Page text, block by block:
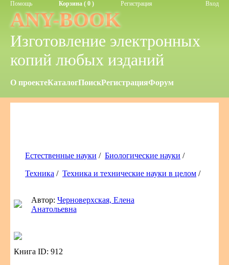
Помощь Корзина ( 0 ) Регистрация Вход
ANY-BOOK
Изготовление электронных
копий любых изданий
О проектеКаталогПоискРегистрацияФорум
Естественные науки / Биологические науки /
Техника / Техника и технические науки в целом /
Автор: Черноверхская, Елена
Анатольевна
Книга ID: 912